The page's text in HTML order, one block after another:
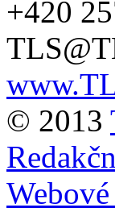
+420
© 2013